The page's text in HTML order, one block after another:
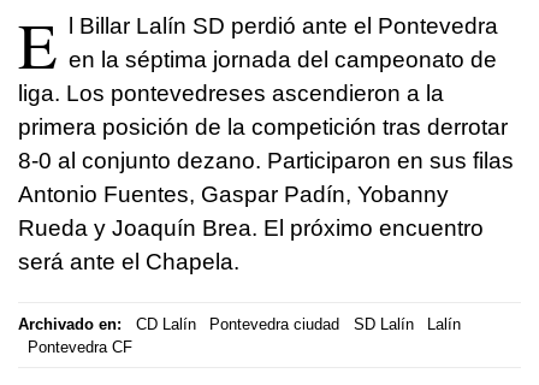
E
l Billar Lalín SD perdió ante el Pontevedra
en la séptima jornada del campeonato de
liga. Los pontevedreses ascendieron a la
primera posición de la competición tras derrotar
8-0 al conjunto dezano. Participaron en sus filas
Antonio Fuentes, Gaspar Padín, Yobanny
Rueda y Joaquín Brea. El próximo encuentro
será ante el Chapela.
Archivado en: CD Lalín Pontevedra ciudad SD Lalín
Lalín
Pontevedra CF